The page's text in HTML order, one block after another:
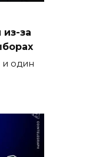
за
и один